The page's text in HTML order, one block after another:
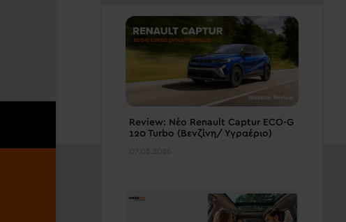
Review: Νέο Renault Captur ECO-G
120 Turbo (Βενζίνη/ Υγραέριο)
07.08.2026